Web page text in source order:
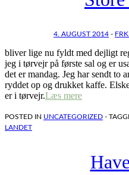
4. AUGUST 2014 -
bliver lige nu fyldt med dejligt
jeg i tørvejr på første sal og er
det er mandag. Jeg har sendt to
ryddet op og drukket kaffe.
er i tørvejr.Læs mere
POSTED IN UNCATEGORIZED -
LANDET